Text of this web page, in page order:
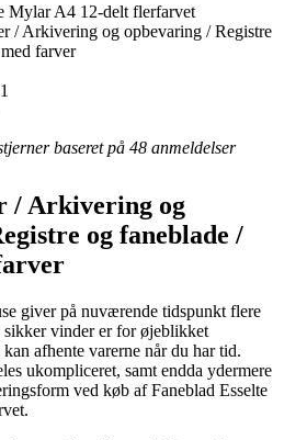
Mylar A4 12-delt flerfarvet
/ Arkivering og opbevaring / Registre
farver
baseret på 48 anmeldelser
/ Arkivering og
og faneblade /
giver på nuværende tidspunkt flere
vinder er for øjeblikket
afhente varerne når du har tid.
ukompliceret, samt endda ydermere
ved køb af Faneblad Esselte